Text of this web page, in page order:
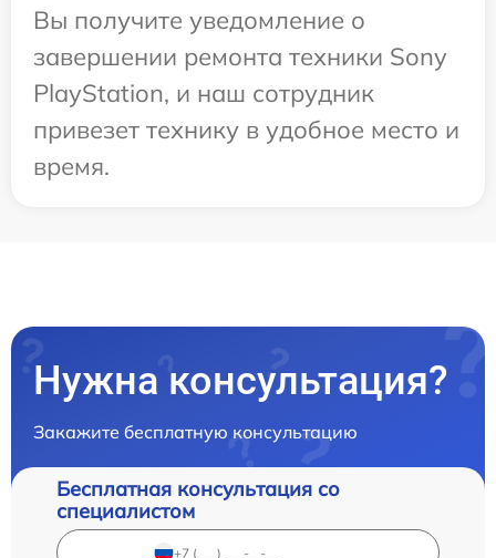
Вы получите уведомление о
завершении ремонта техники Sony
PlayStation, и наш сотрудник
привезет технику в удобное место и
время.
Нужна консультация?
Закажите бесплатную консультацию
Бесплатная консультация со
специалистом